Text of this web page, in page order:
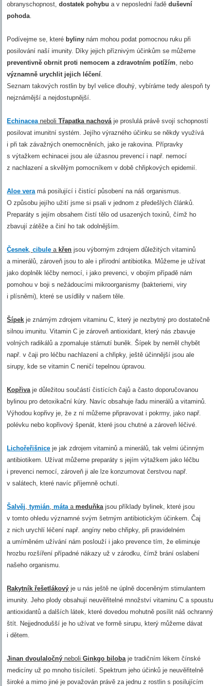
obranyschopnost,dostatek pohybu a v neposlední řaděduševní
pohoda.
Podívejme se, které byliny nám mohou podat pomocnou ruku při
posilování naší imunity. Díky jejich příznivým účinkům se můžeme
preventivně obrnit proti nemocem a zdravotním potížím, nebo
významně urychlit jejich léčení.
Seznam takových rostlin by byl velice dlouhý, vybíráme tedy alespoň ty
nejznámější a nejdostupnější.
EchinaceaneboliTřapatka nachová je proslulá právě svojí schopností
posilovat imunitní systém. Jejího výrazného účinku se někdy využívá
i při tak závažných onemocněních, jako je rakovina. Přípravky
s výtažkem echinacei jsou ale úžasnou prevencí i např. nemocí
z nachlazení a skvělým pomocníkem v době chřipkových epidemií.
Aloe veramá posilující i čistící působení na náš organismus.
O způsobu jejího užití jsme si psali v jednom z předešlých článků.
Preparáty s jejím obsahem čistí tělo od usazených toxinů, čímž ho
zbavují zátěže a činí ho tak odolnějším.
Česnek,cibule a křen jsou výborným zdrojem důležitých vitaminů
a minerálů, zároveň jsou to ale i přírodní antibiotika. Můžeme je užívat
jako doplněk léčby nemocí, i jako prevenci, v obojím případě nám
pomohou v boji s nežádoucími mikroorganismy (bakteriemi, viry
i plísněmi), které se usídlily v našem těle.
Šípek je známým zdrojem vitaminu C, který je nezbytný pro dostatečně
silnou imunitu. Vitamin C je zároveň antioxidant, který nás zbavuje
volných radikálů a zpomaluje stárnutí buněk. Šípek by neměl chybět
např. v čaji pro léčbu nachlazení a chřipky, ještě účinnější jsou ale
sirupy, kde se vitamin C neničí tepelnou úpravou.
Kopřivaje důležitou součástí čistících čajů a často doporučovanou
bylinou pro detoxikační kúry. Navíc obsahuje řadu minerálů a vitaminů.
Výhodou kopřivy je, že z ní můžeme připravovat i pokrmy, jako např.
polévku nebo kopřivový špenát, které jsou chutné a zároveň léčivé.
Lichořeřišnice je jak zdrojem vitaminů a minerálů, tak velmi účinným
antibiotikem. Užívat můžeme preparáty s jejím výtažkem jako léčbu
i prevenci nemocí, zároveň ji ale lze konzumovat čerstvou např.
v salátech, které navíc příjemně ochutí.
Šalvěj,tymián,mátaameduňkajsou příklady bylinek, které jsou
v tomto ohledu významné svým šetrným antibiotickým účinkem. Čaj
z nich urychlí léčení např. angíny nebo chřipky, při pravidelném
a umírněném užívání nám poslouží i jako prevence tím, že eliminuje
hrozbu rozšíření případné nákazy už v zárodku, čímž brání oslabení
našeho organismu.
Rakytník řešetlákový je u nás ještě ne úplně doceněným stimulantem
imunity. Jeho plody obsahují neuvěřitelné množství vitaminu C a spoustu
antioxidantů a dalších látek, které dovedou mohutně posílit náš ochranný
štít. Nejjednodušší je ho užívat ve formě sirupu, který můžeme dávat
i dětem.
Jinan dvoulaločný neboliGinkgo bilobaje tradičním lékem čínské
medicíny už po mnoho tisíciletí. Spektrum jeho účinků je neuvěřitelně
široké a mimo jiné je považován právě za jednu z rostlin s posilujícím